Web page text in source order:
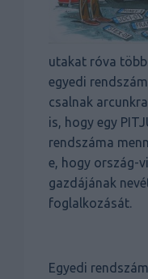
utakat róva
egyedi
csalnak
is, hogy egy
rendszáma
e, hogy ország-
gazdájának
foglalkozását.
Egyedi